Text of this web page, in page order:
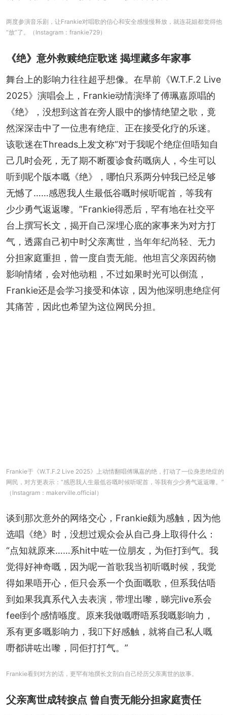
两度参演音乐剧，让Frankie对唱歌的信心和安全感慢慢释放，就连花姐都觉得他
“放”了。（Instagram：frankie729）
《绝》意外救赎绝症歌迷 揭埋藏多年家事
舞台上的影响力往往超乎想像。在早前《W.T.F.2 Live
2025》演唱会上，Frankie动情演绎了傅珮嘉原唱的
《绝》，没想到这首在旁人眼中的惨情绝望之歌，竟
然深深击中了一位患有绝症、正在接受化疗的乐迷。
该歌迷在Threads上发文称“对于我呢个绝症但唔知自
己几时会死，无了期不断覆诊食药嘅病人，今生可以
听到呢个版本嘅《绝》，哪怕只系两分钟我已经足够
无憾了……感恩我人生最低谷嘅时候听呢首，等我有
少少勇气返返嚟。”Frankie得悉后，罕有地在社交平
台上撰写长文，揭开自己深埋心底的家事来为对方打
气，透露自己初中时父亲离世，当年年纪尚轻、无力
分担家庭重担，曾一度自责无能。他坦言父亲因药物
影响情绪，会对他动粗，不过如果时光可以倒流，
Frankie还是会学习接受和体谅，因为他深明患绝症何
其痛苦，因此也希望为这位网民分担。
Frankie于《W.T.F.2 Live 2025》上动情翻唱傅珮嘉的绝，打动了一位身患绝症的
网民，对方更表示：“感恩我人生最低谷嘅时候听呢首，等我有少少勇气返返嚟。”
（Instagram：makerville.official）
谈到那次意外的网络交心，Frankie颇为感触，因为他
选唱《绝》时，没想过观众会从自己身上取得什么：
“点知就原来……系hit中咗一位朋友，为佢打到气。我
觉得好神奇嘅，因为呢一首歌我当初听嘅时候，我觉
得如果唔开心，佢只会系一个负面嘅歌，但系我估唔
到如果我真系代入去表演，带埋出嚟，睇完live系会
feel到个感情喺度。原来我做嘅嘢唔系我嘅影响力，
系有更多嘅影响力，我𠮶下好感触，就将自己私人嘅
嘢都讲咗出嚟，同佢打打气。”
Frankie看到对方的话，更罕有地撰长文剖白自己经历父亲离世的故事。
父亲离世成转捩点 曾自责无能分担家庭责任